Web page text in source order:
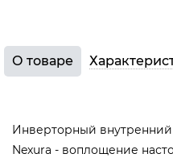
О товаре
Инверторный
Nexura - воплощение